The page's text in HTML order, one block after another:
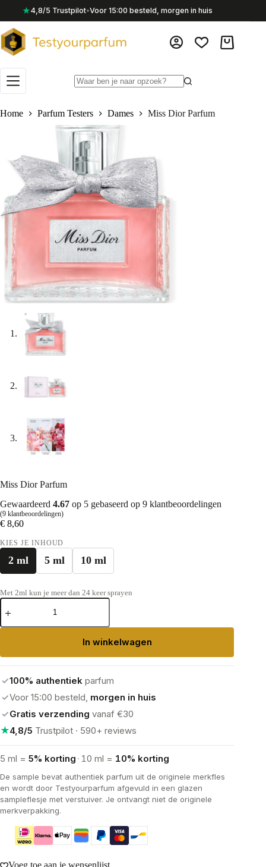
inhoud
★4,8/5 Trustpilot•Voor 15:00 besteld, morgen in huis
Home
Parfum Testers Dames Miss Dior Parfum
Miss Dior Parfum
Gewaardeerd 4.67 op 5 gebaseerd op 9 klantbeoordelingen
(9 klantbeoordelingen)
€ 8,60
KIES JE INHOUD
2 ml 5 ml 10 ml
Met 2ml kun je meer dan 24 keer sprayen
Miss
Dior
aantal
In winkelwagen
✓100% authentiek parfum
✓Voor 15:00 besteld, morgen in huis
✓Gratis verzending vanaf €30
★4,8/5 Trustpilot · 590+ reviews
5 ml = 5% korting · 10 ml = 10% korting
De sample bevat authentiek parfum uit de originele merkfles
en wordt door Testyourparfum afgevuld in een glazen
sampleflesje met verstuiver. Je ontvangt niet de originele
merkverpakking.
Voeg toe aan je wensenlijst